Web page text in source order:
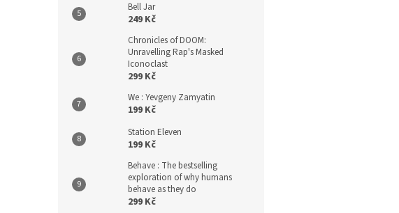
Bell Jar
249 Kč
Chronicles of DOOM:
Unravelling Rap's Masked
Iconoclast
299 Kč
We : Yevgeny Zamyatin
199 Kč
Station Eleven
199 Kč
Behave : The bestselling
exploration of why humans
behave as they do
299 Kč